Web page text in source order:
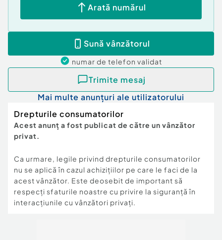
Arată numărul
Sună vânzătorul
numar de telefon validat
Trimite mesaj
Mai multe anunțuri ale utilizatorului
Drepturile consumatorilor
Acest anunț a fost publicat de către un vânzător
privat.
Ca urmare, legile privind drepturile consumatorilor
nu se aplică în cazul achizițiilor pe care le faci de la
acest vânzător. Este deosebit de important să
respecți sfaturile noastre cu privire la siguranță în
interacțiunile cu vânzători privați.